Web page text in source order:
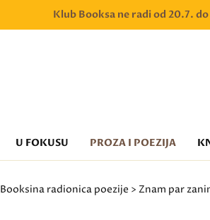
Klub Booksa ne radi od 20.7.
U FOKUSU PROZA I POEZIJA
Booksina radionica poezije > Znam par